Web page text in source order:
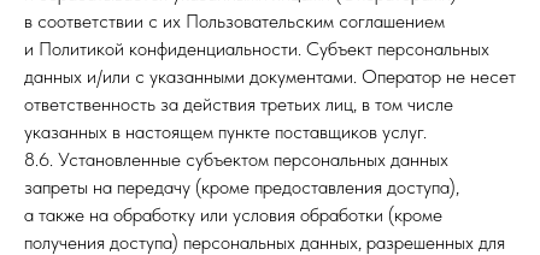
в соответствии с их Пользовательским соглашением
и Политикой конфиденциальности. Субъект персональных
данных и/или с указанными документами. Оператор не несет
ответственность за действия третьих лиц, в том числе
указанных в настоящем пункте поставщиков услуг.
8.6. Установленные субъектом персональных данных
запреты на передачу (кроме предоставления доступа),
а также на обработку или условия обработки (кроме
получения доступа) персональных данных, разрешенных для
+7 (962) 297-00-87
услуги
Контакты
Ипотека
Новостройки
Аренда